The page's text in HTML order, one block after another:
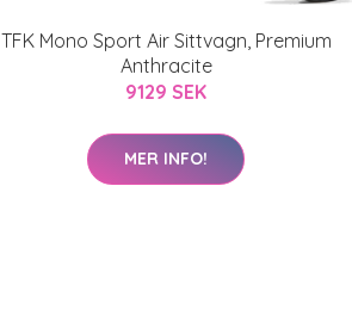
TFK Mono Sport Air Sittvagn, Premium
Anthracite
9129 SEK
MER INFO!